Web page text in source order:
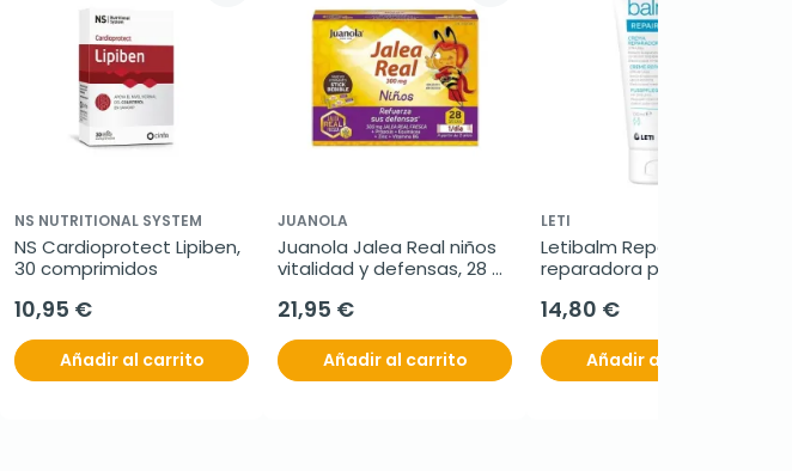
NS NUTRITIONAL SYSTEM
NS Cardioprotect Lipiben,
30 comprimidos
10,95 €
Añadir al carrito
JUANOLA
Juanola Jalea Real niños
vitalidad y defensas, 28
21,95 €
Añadir al carrito
LETI
Letibalm Repair crema
reparadora pies, 100 ml
14,80 €
Añadir al carrito